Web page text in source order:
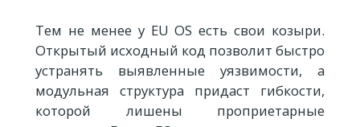
Тем не менее у EU OS есть свои козыри.
Открытый исходный код позволит быстро
устранять выявленные уязвимости, а
модульная структура придаст гибкости,
которой лишены проприетарные